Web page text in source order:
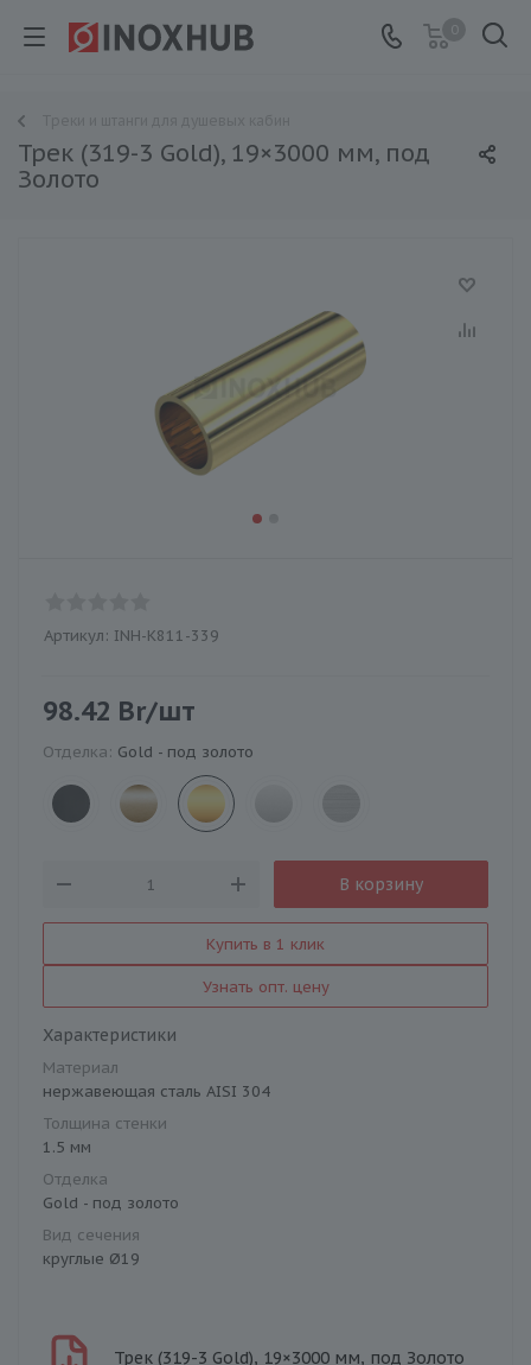
0
Трек (319-3 Gold), 19×3000 мм, под
Золото
Артикул: INH-K811-339
98.42 Br/шт
Отделка: Gold - под золото
В корзину
Купить в 1 клик
Узнать опт. цену
Характеристики
Материал
нержавеющая сталь AISI 304
Толщина стенки
1.5 мм
Отделка
Gold - под золото
Вид сечения
круглые Ø19
Трек (319-3 Gold), 19×3000 мм, под Золото